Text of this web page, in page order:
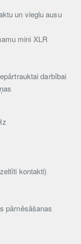
un vieglu ausu
mini XLR
darbībai
kontakti)
pārnēsāšanas